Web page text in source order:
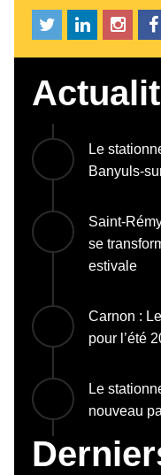
Le
Banyuls-
Saint-
se
estivale
Carnon :
pour l’été
Le
nouveau